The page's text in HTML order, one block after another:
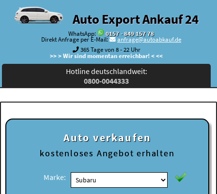
Auto Export Ankauf 24
WhatsApp:
0157 - 849 157 78
Direkt Anfrage per E-Mail:
anfrage@autoabkauf.de
365 Tage von 8 - 22 Uhr
>> > Wir sind momentan erreichbar! < <<
Hotline deutschlandweit:
0800-0044333
Auto verkaufen
kostenloses Angebot erhalten
Marke: